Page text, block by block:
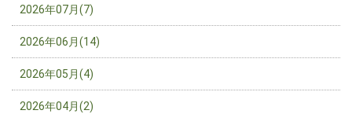
2026年07月(7)
2026年06月(14)
2026年05月(4)
2026年04月(2)